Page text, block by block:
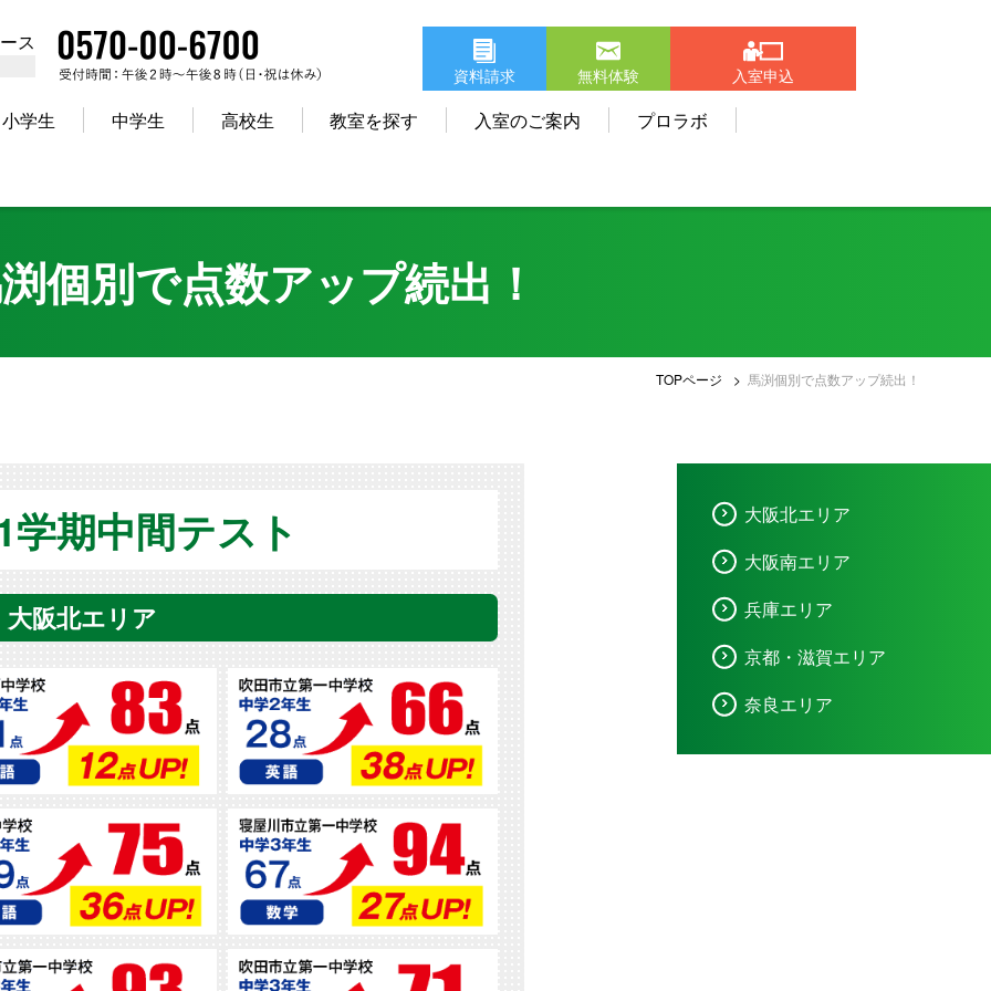
ス
資料請求 無料体験 入室申込
小学生 中学生 高校生 教室を探す 入室のご案内 プロラボ
個別で点数アップ続出！
TOPページ 馬渕個別で点数アップ続出！
大阪北エリア
大阪南エリア
兵庫エリア
京都・滋賀エリア
奈良エリア
学期中間テスト
大阪北エリア